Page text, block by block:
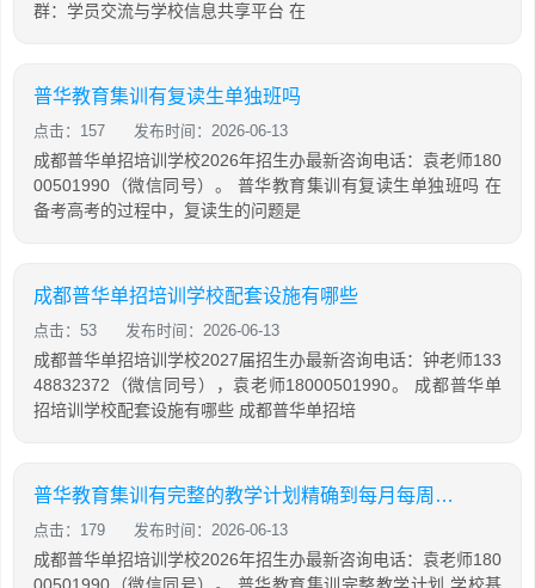
群：学员交流与学校信息共享平台 在
普华教育集训有复读生单独班吗
点击：157 发布时间：2026-06-13
成都普华单招培训学校2026年招生办最新咨询电话：袁老师180
00501990（微信同号）。 普华教育集训有复读生单独班吗 在
备考高考的过程中，复读生的问题是
成都普华单招培训学校配套设施有哪些
点击：53 发布时间：2026-06-13
成都普华单招培训学校2027届招生办最新咨询电话：钟老师133
48832372（微信同号），袁老师18000501990。 成都普华单
招培训学校配套设施有哪些 成都普华单招培
普华教育集训有完整的教学计划精确到每月每周每天
点击：179 发布时间：2026-06-13
成都普华单招培训学校2026年招生办最新咨询电话：袁老师180